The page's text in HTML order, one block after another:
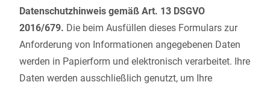
Datenschutzhinweis gemäß Art. 13 DSGVO
2016/679. Die beim Ausfüllen dieses Formulars zur
Anforderung von Informationen angegebenen Daten
werden in Papierform und elektronisch verarbeitet. Ihre
Daten werden ausschließlich genutzt, um Ihre